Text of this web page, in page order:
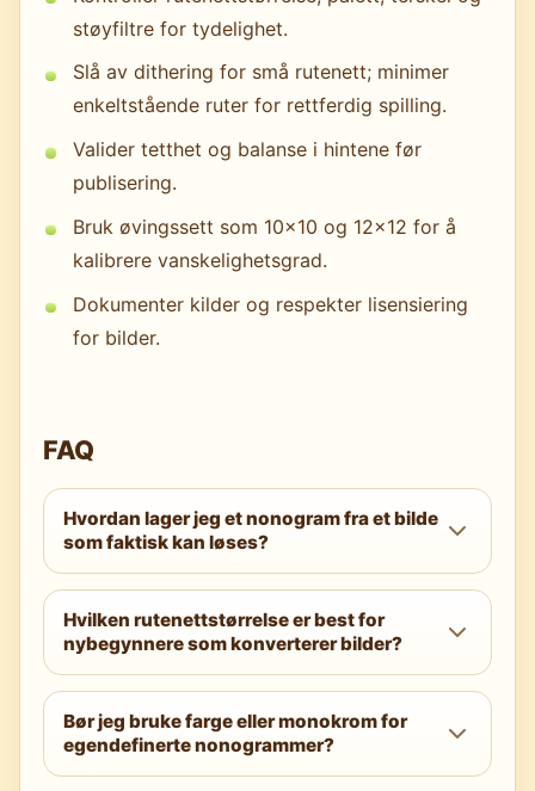
støyfiltre for tydelighet.
Slå av dithering for små rutenett; minimer
enkeltstående ruter for rettferdig spilling.
Valider tetthet og balanse i hintene før
publisering.
Bruk øvingssett som 10×10 og 12×12 for å
kalibrere vanskelighetsgrad.
Dokumenter kilder og respekter lisensiering
for bilder.
FAQ
Hvordan lager jeg et nonogram fra et bilde
som faktisk kan løses?
Bruk en nonogram-generator som verifiserer
unikhet, hold rutenettet på 10×10–15×15 for
ikoner, reduser farger, slå av dithering på
små rutenett og kjør logikksjekker.
Hvilken rutenettstørrelse er best for
nybegynnere som konverterer bilder?
Start med 10×10 monokrom etter at bildet
er forenklet. Hvis detaljene forsvinner, gå til
12×12 eller velg et motiv med høyere
Bør jeg bruke farge eller monokrom for
egendefinerte nonogrammer?